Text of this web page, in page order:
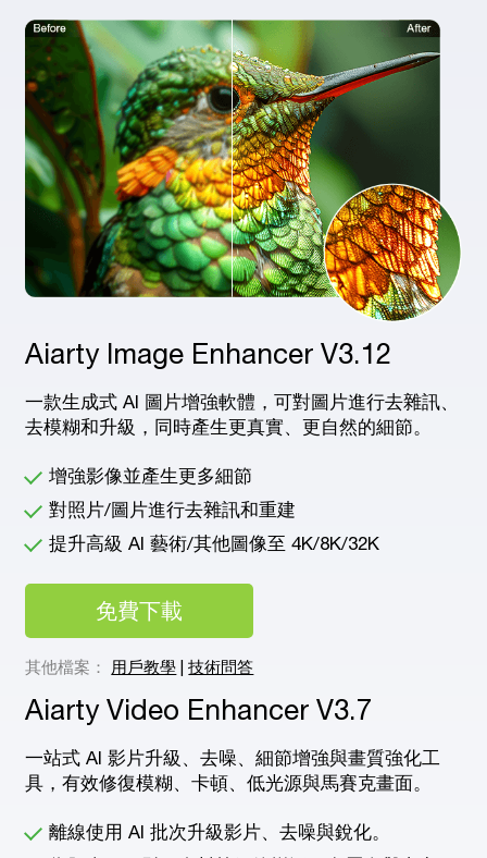
Aiarty Image Enhancer V3.12
一款生成式 AI 圖片增強軟體，可對圖片進行去雜訊、
去模糊和升級，同時產生更真實、更自然的細節。
增強影像並產生更多細節
對照片/圖片進行去雜訊和重建
提升高級 AI 藝術/其他圖像至 4K/8K/32K
免費下載
其他檔案： 用戶教學 |技術問答
Aiarty Video Enhancer V3.7
一站式 AI 影片升級、去噪、細節增強與畫質強化工
具，有效修復模糊、卡頓、低光源與馬賽克畫面。
離線使用 AI 批次升級影片、去噪與銳化。